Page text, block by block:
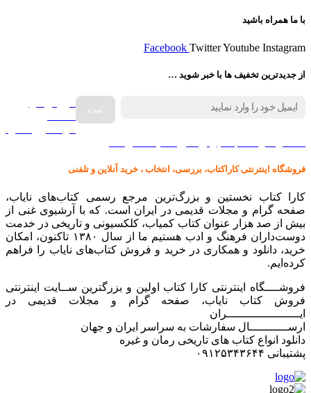
با ما همراه باشید
Facebook TwitterYoutube Instagram
از جدیدترین تخفیف ها با خبر شوید …
فروش انواع
فروشگاه اینترنتی کاراکتاب، بررسی، انتخاب ، خرید آنلاین و تلفنی
کارا کتاب نخستین و بزرگ‌ترین مرجع رسمی کتاب‌های نایاب،
صفحه گرام و مجلات قدیمی در ایران است. که با آرشیوی غنی از
بیش از صد هزار عنوان کتاب کمیاب، کلکسیونی و تاریخی در خدمت
دوست‌داران فرهنگ و ادب هستیم ما از سال ۱۳۸۰ تاکنون، امکان
خرید، دانلود و همکاری در خرید و فروش کتاب‌های نایاب را فراهم
کرده‌ایم.
فروشــــگاه اینترنتی کارا کتاب اولین و بزرگترین ســایت اینترنتی
فروش کتاب نایاب، صفحه گرام و مجلات قدیمی در
ایـــــــــــــــــــــران
ارســـــــــــال سفارشات به سراسر ایران و جهان
دانلود انواع کتاب های تاریخی رمان و غیره
پشتیبانی ۰۹۱۲۵۳۴۳۶۴۴